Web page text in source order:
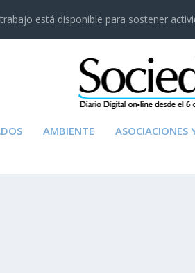
está disponible para sostener
AMBIENTE ASOCIACIONES